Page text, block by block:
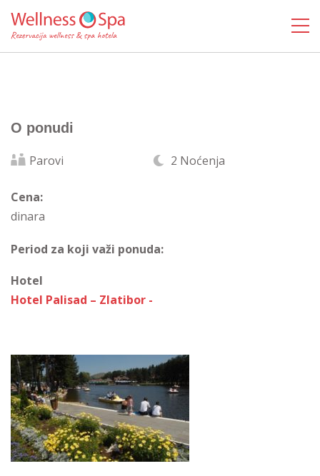
O ponudi
Parovi 2 Noćenja
Cena:
dinara
Period za koji važi ponuda:
Hotel
Hotel Palisad – Zlatibor -